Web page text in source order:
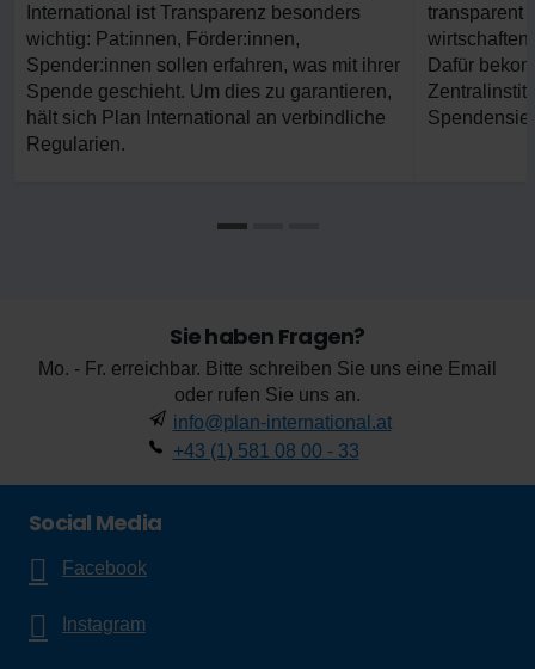
International ist Transparenz besonders
wichtig: Pat:innen, Förder:innen,
Spender:innen sollen erfahren, was mit ihrer
Spende geschieht. Um dies zu garantieren,
hält sich Plan International an verbindliche
Regularien.
transparent
wirtschaften
Dafür
Sie haben Fragen?
Mo. - Fr. erreichbar. Bitte schreiben Sie uns eine Email
oder rufen Sie uns an.
info@plan-international.at
+43 (1) 581 08 00 - 33
Social Media
Facebook
Instagram